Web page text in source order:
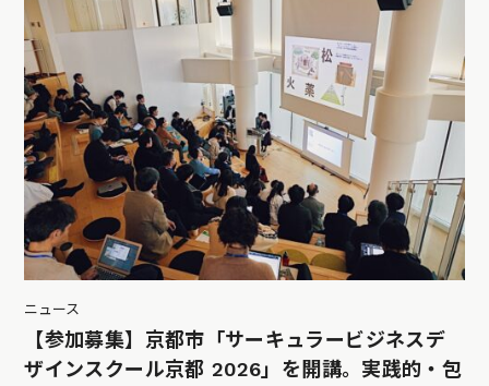
ニュース
【参加募集】京都市「サーキュラービジネスデ
ザインスクール京都 2026」を開講。実践的・包